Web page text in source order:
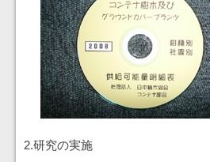
2.研究の実施